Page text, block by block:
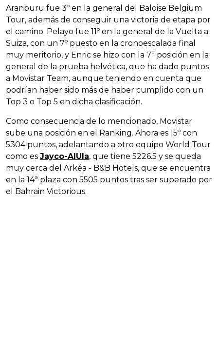
Aranburu fue 3º en la general del Baloise Belgium
Tour, además de conseguir una victoria de etapa por
el camino. Pelayo fue 11º en la general de la Vuelta a
Suiza, con un 7º puesto en la cronoescalada final
muy meritorio, y Enric se hizo con la 7ª posición en la
general de la prueba helvética, que ha dado puntos
a Movistar Team, aunque teniendo en cuenta que
podrían haber sido más de haber cumplido con un
Top 3 o Top 5 en dicha clasificación.
Como consecuencia de lo mencionado, Movistar
sube una posición en el Ranking. Ahora es 15º con
5304 puntos, adelantando a otro equipo World Tour
como es Jayco-AlUla, que tiene 5226.5 y se queda
muy cerca del Arkéa - B&B Hotels, que se encuentra
en la 14ª plaza con 5505 puntos tras ser superado por
el Bahrain Victorious.